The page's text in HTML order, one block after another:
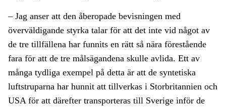
– Jag anser att den åberopade bevisningen med
överväldigande styrka talar för att det inte vid något av
de tre tillfällena har funnits en rätt så nära förestående
fara för att de tre målsägandena skulle avlida. Ett av
många tydliga exempel på detta är att de syntetiska
luftstruparna har hunnit att tillverkas i Storbritannien och
USA för att därefter transporteras till Sverige inför de